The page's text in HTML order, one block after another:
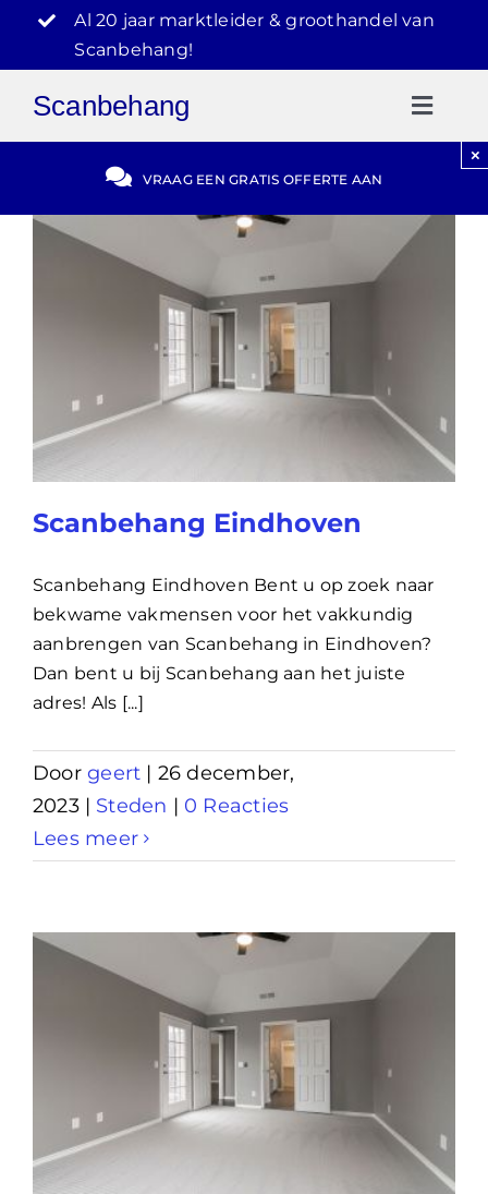
inhoud
Al 20 jaar marktleider & groothandel van
Scanbehang!
Scanbehang
Gratis Offerte
Blog
VRAAG EEN GRATIS OFFERTE AAN
×
Scanbehang Eindhoven
Scanbehang Eindhoven Bent u op zoek naar
bekwame vakmensen voor het vakkundig
aanbrengen van Scanbehang in Eindhoven?
Dan bent u bij Scanbehang aan het juiste
adres! Als [...]
Doorgeert | 26 december,
2023 | Steden | 0 Reacties
Lees meer